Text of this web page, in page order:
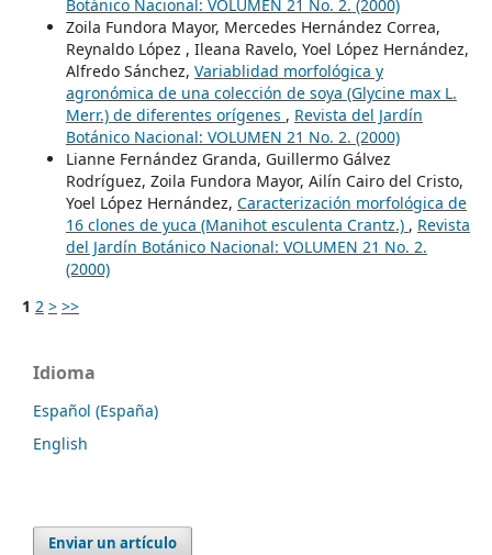
Botánico Nacional: VOLUMEN 21 No. 2. (2000)
Zoila Fundora Mayor, Mercedes Hernández Correa,
Reynaldo López , Ileana Ravelo, Yoel López Hernández,
Alfredo Sánchez, Variablidad morfológica y
agronómica de una colección de soya (Glycine max L.
Merr.) de diferentes orígenes , Revista del Jardín
Botánico Nacional: VOLUMEN 21 No. 2. (2000)
Lianne Fernández Granda, Guillermo Gálvez
Rodríguez, Zoila Fundora Mayor, Ailín Cairo del Cristo,
Yoel López Hernández, Caracterización morfológica de
16 clones de yuca (Manihot esculenta Crantz.) , Revista
del Jardín Botánico Nacional: VOLUMEN 21 No. 2.
(2000)
1 2 > >>
Idioma
Español (España)
English
Enviar un artículo